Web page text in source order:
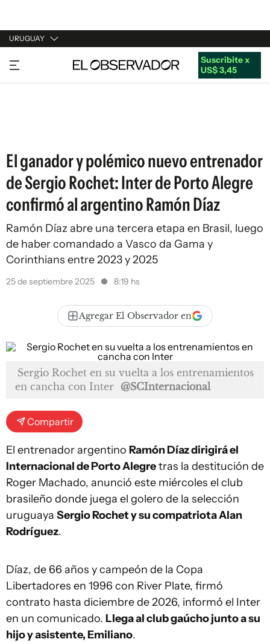
URUGUAY
URUGUAY
ARGENTINA
Suscribite x
US$ 3,45
El ganador y polémico nuevo entrenador
de Sergio Rochet: Inter de Porto Alegre
confirmó al argentino Ramón Díaz
Ramón Díaz abre una tercera etapa en Brasil, luego
de haber comandado a Vasco da Gama y
Corinthians entre 2023 y 2025
25 de septiembre 2025 8:19 hs
Agregar El Observador en
Sergio Rochet en su vuelta a los entrenamientos
en cancha con Inter @SCInternacional
Compartir
El entrenador argentino Ramón Díaz dirigirá el
Internacional de Porto Alegretras la destitución de
Roger Machado, anunció este miércoles el club
brasileño donde juega el golero de la selección
uruguaya Sergio Rochet y su compatriota Alan
Rodríguez.
Díaz, de 66 años y campeón de la Copa
Libertadores en 1996 con River Plate, firmó
contrato hasta diciembre de 2026, informó el Inter
en un comunicado. Llega al club gaúcho junto a su
hijo y asistente, Emiliano.